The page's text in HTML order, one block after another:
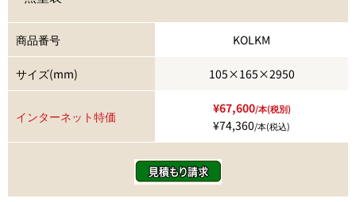
商品番号 KOLKM
サイズ(mm) 105×165×2950
インターネット特価
¥67,600/本(税別)
¥74,360/本(税込)